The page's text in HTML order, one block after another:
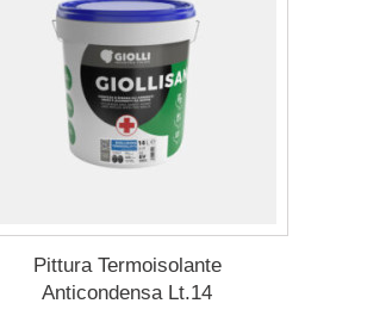
Pittura Termoisolante
Anticondensa Lt.14